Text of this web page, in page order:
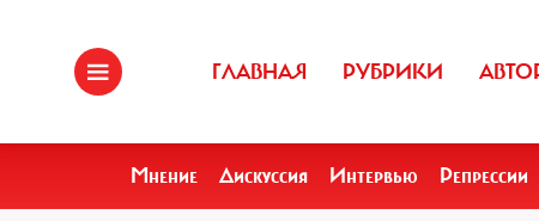
ГЛАВНАЯ РУБРИКИ
Мнение Дискуссия Интервью Репрессии